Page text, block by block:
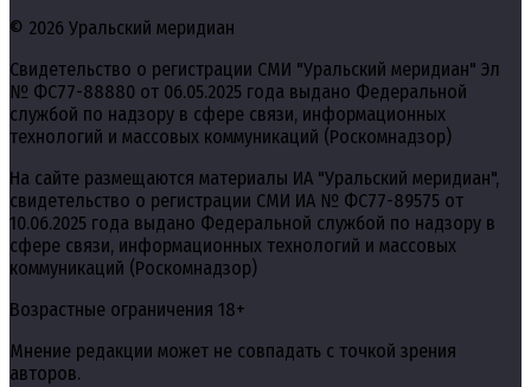
© 2026 Уральский меридиан
Свидетельство о регистрации СМИ "Уральский меридиан" Эл
№ ФС77-88880 от 06.05.2025 года выдано Федеральной
службой по надзору в сфере связи, информационных
технологий и массовых коммуникаций (Роскомнадзор)
На сайте размещаются материалы ИА "Уральский меридиан",
свидетельство о регистрации СМИ ИА № ФС77-89575 от
10.06.2025 года выдано Федеральной службой по надзору в
сфере связи, информационных технологий и массовых
коммуникаций (Роскомнадзор)
Возрастные ограничения 18+
Мнение редакции может не совпадать с точкой зрения
авторов.